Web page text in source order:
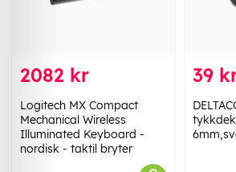
2082 kr
Logitech MX Compact
Mechanical Wireless
Illuminated Keyboard -
nordisk - taktil bryter
39